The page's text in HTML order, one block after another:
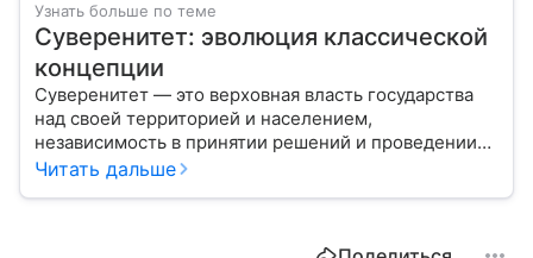
Узнать больше по теме
Суверенитет: эволюция классической
концепции
Суверенитет — это верховная власть государства
над своей территорией и населением,
независимость в принятии решений и проведении
внешней политики.
Читать дальше